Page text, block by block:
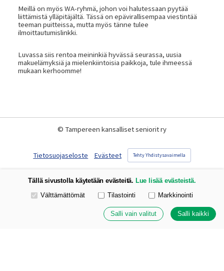
Meillä on myös WA-ryhmä, johon voi halutessaan pyytää
liittämistä ylläpitäjältä. Tässä on epävirallisempaa viestintää
teeman puitteissa, mutta myös tänne tulee
ilmoittautumislinkki.
Luvassa siis rentoa meininkiä hyvässä seurassa, uusia
makuelämyksiä ja mielenkiintoisia paikkoja, tule ihmeessä
mukaan kerhoomme!
© Tampereen kansalliset seniorit ry
Tietosuojaseloste Evästeet Tehty Yhdistysavaimella
Tällä sivustolla käytetään evästeitä. Lue lisää evästeistä.
Valitse käytettävät evästeet
Välttämättömät Tilastointi Markkinointi
Salli vain valitut Salli kaikki